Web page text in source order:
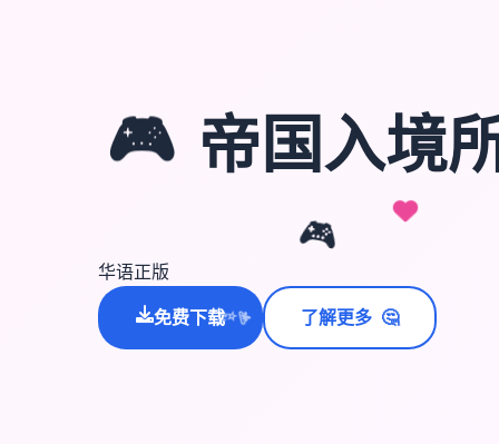
🎮
🎮 帝国入境
华语正版
免费下载
✨⭐💫 了解更多 🤔